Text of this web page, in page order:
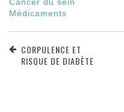
Cancer du sein
Médicaments
CORPULENCE ET
RISQUE DE DIABÈTE